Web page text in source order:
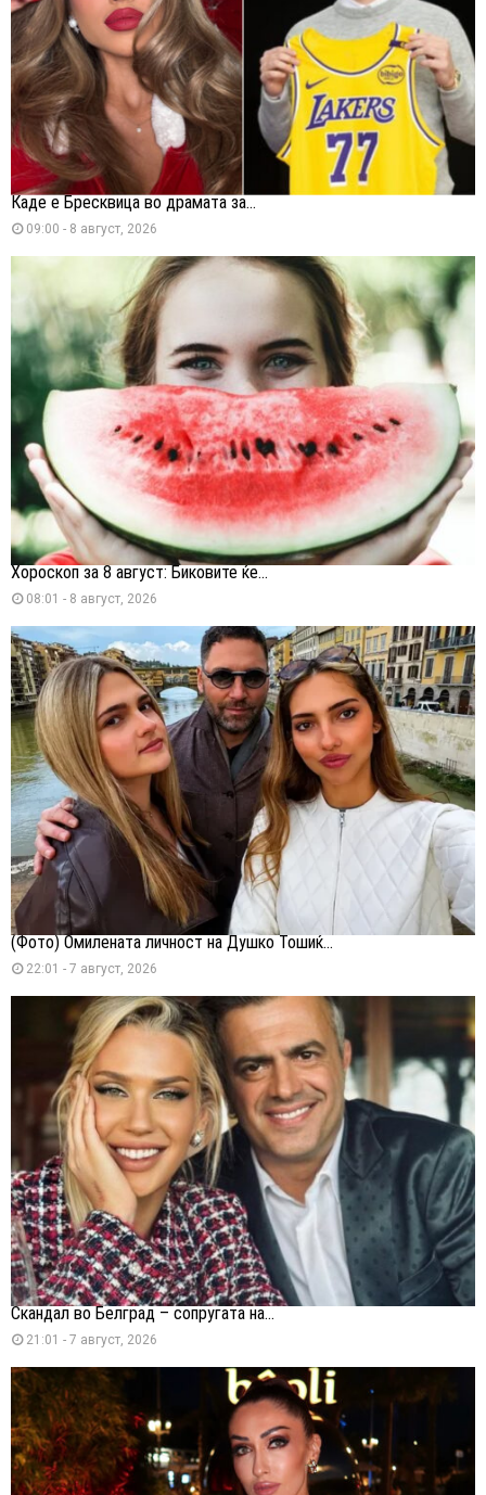
Каде е Бресквица во драмата за...
09:00 - 8 август, 2026
Хороскоп за 8 август: Биковите ќе...
08:01 - 8 август, 2026
(Фото) Омилената личност на Душко Тошиќ...
22:01 - 7 август, 2026
Скандал во Белград – сопругата на...
21:01 - 7 август, 2026